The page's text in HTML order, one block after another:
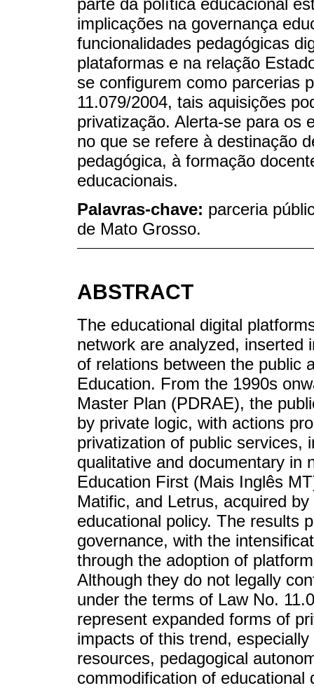
parte da política educacional
implicações na governança
funcionalidades pedagógicas
plataformas e na relação
se configurem como parcerias
11.079/2004, tais aquisições
privatização. Alerta-se para os
no que se refere à destinação
pedagógica, à formação
educacionais.
Palavras-chave: parceria
de Mato Grosso.
ABSTRACT
The educational digital
network are analyzed, inserted
of relations between the public
Education. From the 1990s
Master Plan (PDRAE), the
by private logic, with actions
privatization of public services,
qualitative and documentary in
Education First (Mais Inglês
Matific, and Letrus, acquired
educational policy. The results
governance, with the
through the adoption of
Although they do not legally
under the terms of Law No.
represent expanded forms of
impacts of this trend,
resources, pedagogical
commodification of educational